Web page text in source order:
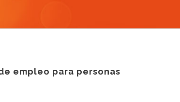
empleo para personas